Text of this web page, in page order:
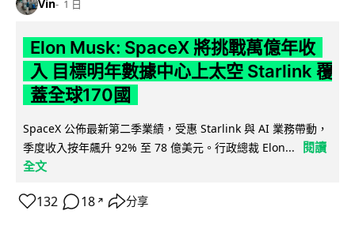
Vin 1 日
Elon Musk: SpaceX 將挑戰萬億年收
入 目標明年數據中心上太空 Starlink 覆
蓋全球170國
SpaceX 公佈最新第二季業績，受惠 Starlink 與 AI 業務帶動，
季度收入按年飆升 92% 至 78 億美元。行政總裁 Elon...
閱讀
全文
132 18 ↗ 分享